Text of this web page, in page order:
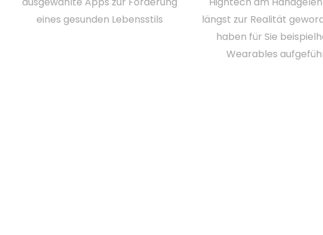
eines gesunden Lebensstils
längst zur Realität
haben für Sie
Wearables